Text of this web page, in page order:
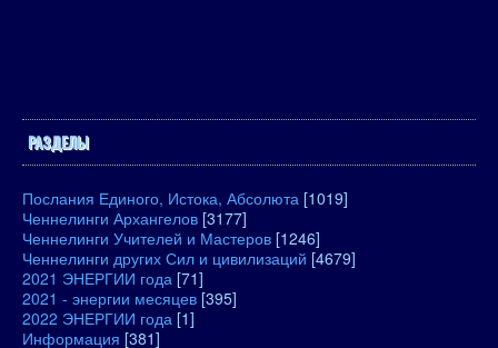
РАЗДЕЛЫ
Послания Единого, Истока, Абсолюта [1019]
Ченнелинги Архангелов [3177]
Ченнелинги Учителей и Мастеров [1246]
Ченнелинги других Сил и цивилизаций [4679]
2021 ЭНЕРГИИ года [71]
2021 - энергии месяцев [395]
2022 ЭНЕРГИИ года [1]
Информация [381]